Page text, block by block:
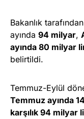
Bakanlık
ayında 94 milyar,
ayında 80 milyar
belirtildi.
Temmuz-Eylül
Temmuz ayında
karşılık 94 milyar